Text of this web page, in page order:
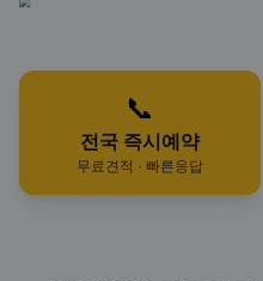
📞
전국 즉시예약
무료견적 · 빠른응답